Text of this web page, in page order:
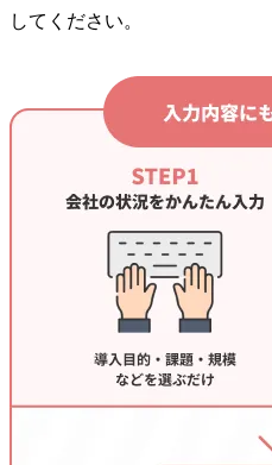
してください。